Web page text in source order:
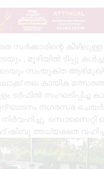
സർക്കാരിന്റെ
, മൂഴിയിൽ ടിപ്പു
സംയുക്ത
തല കായിക
ടർഫിൽ സംഘടിപ്പിച്ച
നഗരസഭ
സൊസൈറ്റി
ഷിബു അധ്യക്ഷത